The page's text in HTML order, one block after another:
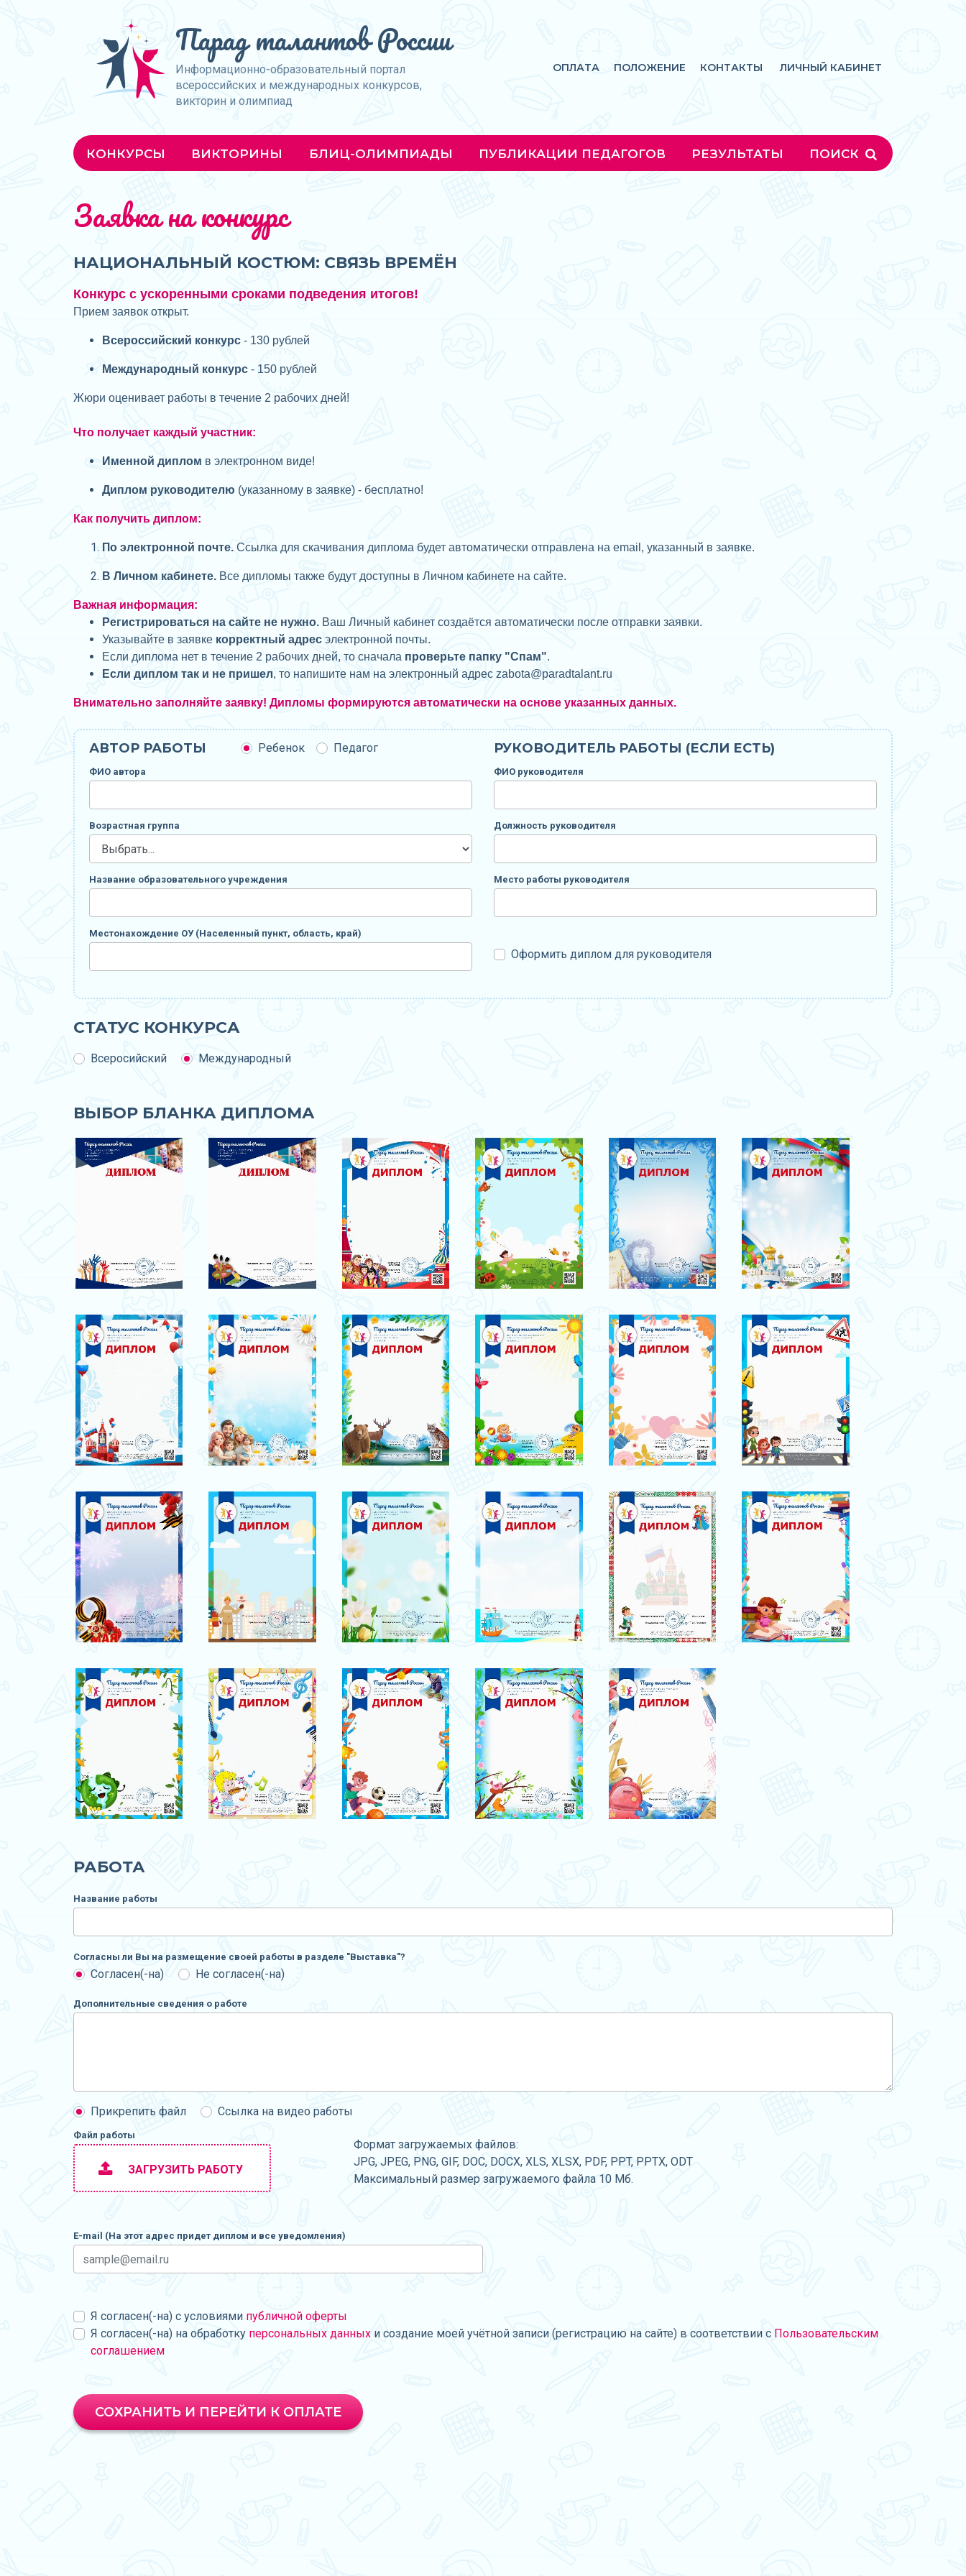
Парад талантов России
Информационно-образовательный портал
всероссийских и международных конкурсов,
викторин и олимпиад
ОПЛАТА ПОЛОЖЕНИЕ КОНТАКТЫ ЛИЧНЫЙ КАБИНЕТ
КОНКУРСЫ ВИКТОРИНЫ БЛИЦ-ОЛИМПИАДЫ ПУБЛИКАЦИИ ПЕДАГОГОВ РЕЗУЛЬТАТЫ ПОИСК
Заявка на конкурс
НАЦИОНАЛЬНЫЙ КОСТЮМ: СВЯЗЬ ВРЕМЁН
Конкурс с ускоренными сроками подведения итогов!
Прием заявок открыт.
Всероссийский конкурс - 130 рублей
Международный конкурс - 150 рублей
Жюри оценивает работы в течение 2 рабочих дней!
Что получает каждый участник:
Именной диплом в электронном виде!
Диплом руководителю (указанному в заявке) - бесплатно!
Как получить диплом:
По электронной почте. Ссылка для скачивания диплома будет автоматически отправлена на email, указанный в заявке.
В Личном кабинете. Все дипломы также будут доступны в Личном кабинете на сайте.
Важная информация:
Регистрироваться на сайте не нужно. Ваш Личный кабинет создаётся автоматически после отправки заявки.
Указывайте в заявке корректный адрес электронной почты.
Если диплома нет в течение 2 рабочих дней, то сначала проверьте папку "Спам".
Если диплом так и не пришел, то напишите нам на электронный адрес zabota@paradtalant.ru
Внимательно заполняйте заявку! Дипломы формируются автоматически на основе указанных данных.
АВТОР РАБОТЫ Ребенок Педагог
ФИО автора
Возрастная группа
Название образовательного учреждения
Местонахождение ОУ (Населенный пункт, область, край)
РУКОВОДИТЕЛЬ РАБОТЫ (ЕСЛИ ЕСТЬ)
ФИО руководителя
Должность руководителя
Место работы руководителя
Оформить диплом для руководителя
СТАТУС КОНКУРСА
Всеросийский Международный
ВЫБОР БЛАНКА ДИПЛОМА
РАБОТА
Название работы
Согласны ли Вы на размещение своей работы в разделе "Выставка"?
Согласен(-на) Не согласен(-на)
Дополнительные сведения о работе
Прикрепить файл Ссылка на видео работы
Файл работы
ЗАГРУЗИТЬ РАБОТУ
Формат загружаемых файлов:
JPG, JPEG, PNG, GIF, DOC, DOCX, XLS, XLSX, PDF, PPT, PPTX, ODT
Максимальный размер загружаемого файла 10 Мб.
E-mail (На этот адрес придет диплом и все уведомления)
Я согласен(-на) с условиями публичной оферты
Я согласен(-на) на обработку персональных данных и создание моей учётной записи (регистрацию на сайте) в соответствии с Пользовательским
соглашением
СОХРАНИТЬ И ПЕРЕЙТИ К ОПЛАТЕ